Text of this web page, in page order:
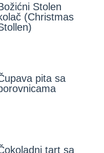
Stolen
(Christmas
pita sa
tart sa